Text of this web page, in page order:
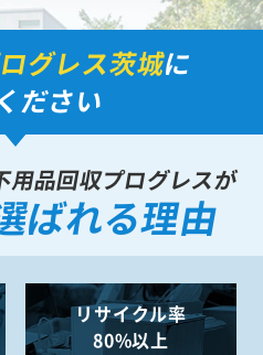
グレス茨城に
ださい
用品回収プログレスが
ばれる理由
リサイクル率
80%以上